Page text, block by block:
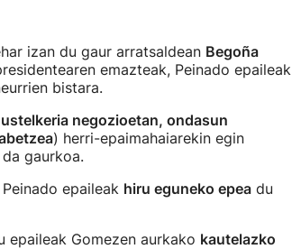
izan du gaur arratsaldean Begoña
emazteak, Peinado epaileak
bistara.
negozioetan, ondasun
) herri-epaimahaiarekin egin
gaurkoa.
epaileak hiru eguneko epeadu
epaileak Gomezen aurkako kautelazko